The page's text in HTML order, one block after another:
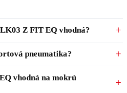
Z FIT EQ vhodná?
pneumatika?
vhodná na mokrú